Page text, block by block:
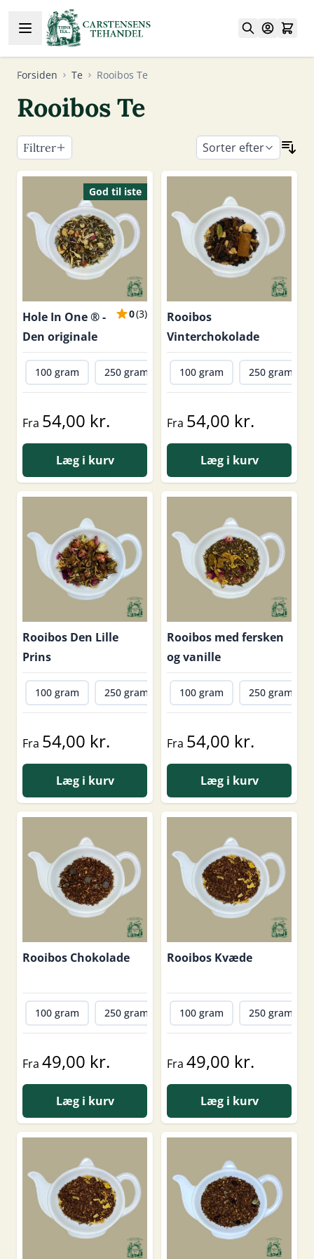
Skip to Content
Forsiden Te Rooibos Te
Rooibos Te
Filtrer
Skip to product list
Sorter efter
God til iste
Hole In One ® -
Den originale
0(3)
100 gram 250 gram 500 gram 1000 gram
Fra 54,00 kr.
Læg i kurv
Rooibos
Vinterchokolade
100 gram 250 gram
Fra 54,00 kr.
Læg i kurv
Rooibos Den Lille
Prins
100 gram 250 gram 500 gram 1000 gram
Fra 54,00 kr.
Læg i kurv
Rooibos med fersken
og vanille
100 gram 250 gram
Fra 54,00 kr.
Læg i kurv
Rooibos Chokolade
100 gram 250 gram 500 gram 1000 gram
Fra 49,00 kr.
Læg i kurv
Rooibos Kvæde
100 gram 250 gram
Fra 49,00 kr.
Læg i kurv